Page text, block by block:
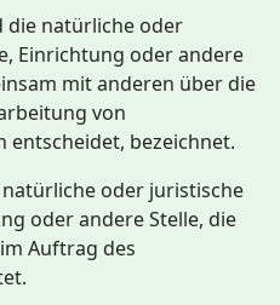
die natürliche oder
Einrichtung oder andere
mit anderen über die
von
entscheidet, bezeichnet.
oder juristische
oder andere Stelle, die
Auftrag des